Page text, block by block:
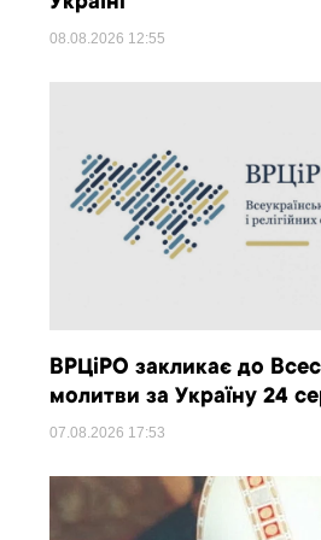
08.08.2026 12:55
ВРЦіРО закликає до
молитви за Україну 24
07.08.2026 17:53